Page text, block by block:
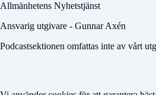
Allmänhetens Nyhetstjänst
Ansvarig utgivare - Gunnar Axén
Podcastsektionen omfattas inte av vårt